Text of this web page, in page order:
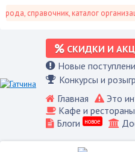
справочник, каталог
СКИДКИ И
Новые
Конкурсы и
Главная Это
Кафе и рестораны
Блоги
новое